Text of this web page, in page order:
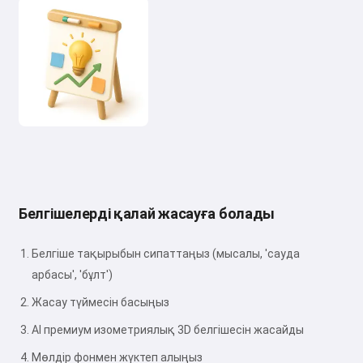
Белгішелерді қалай жасауға болады
Белгіше тақырыбын сипаттаңыз (мысалы, 'сауда
арбасы', 'бұлт')
Жасау түймесін басыңыз
AI премиум изометриялық 3D белгішесін жасайды
Мөлдір фонмен жүктеп алыңыз